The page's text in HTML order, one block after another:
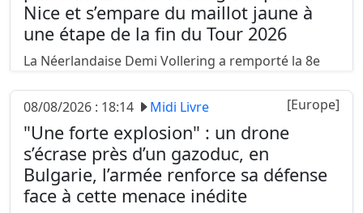
Nice et s’empare du maillot jaune à
une étape de la fin du Tour 2026
La Néerlandaise Demi Vollering a remporté la 8e
Sisteron et Nice. À la veille de l’arrivée finale le
aussi indécise....
08/08/2026 : 18:14 Midi Livre [Europe]
"Une forte explosion" : un drone
s’écrase près d’un gazoduc, en
Bulgarie, l’armée renforce sa défense
face à cette menace inédite